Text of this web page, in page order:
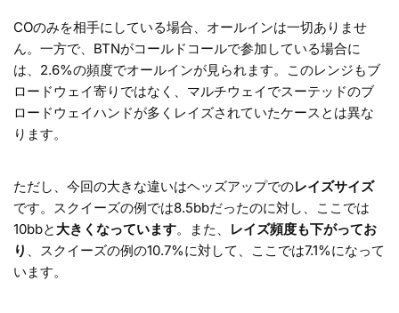
COのみを相手にしている場合、オールインは一切ありませ
ん。一方で、BTNがコールドコールで参加している場合に
は、2.6%の頻度でオールインが見られます。このレンジもブ
ロードウェイ寄りではなく、マルチウェイでスーテッドのブ
ロードウェイハンドが多くレイズされていたケースとは異な
ります。
ただし、今回の大きな違いはヘッズアップでのレイズサイズ
です。スクイーズの例では8.5bbだったのに対し、ここでは
10bbと 大きくなっています。また、
レイズ頻度も下がってお
り
、スクイーズの例の10.7%に対して、ここでは7.1%になって
います。